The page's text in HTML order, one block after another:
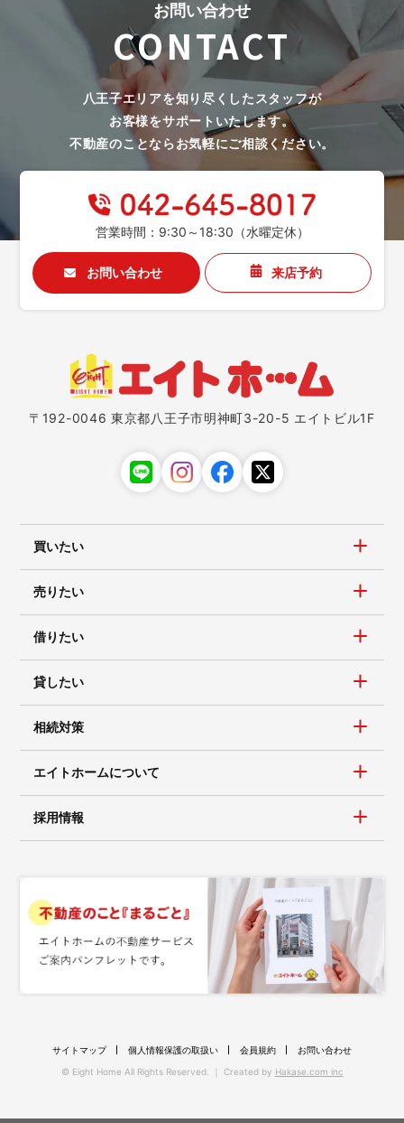
お問い合わせ
CONTACT
八王子エリアを知り尽くしたスタッフが
お客様をサポートいたします。
不動産のことならお気軽にご相談ください。
営業時間：9:30～18:30（水曜定休）
お問い合わせ 来店予約
〒192-0046 東京都八王子市明神町3-20-5 エイトビル1F
買いたい
売りたい
借りたい
貸したい
相続対策
エイトホームについて
採用情報
サイトマップ 個人情報保護の取扱い 会員規約
お問い合わせ
© Eight Home All Rights Reserved. ｜ Created by Hakase.com inc